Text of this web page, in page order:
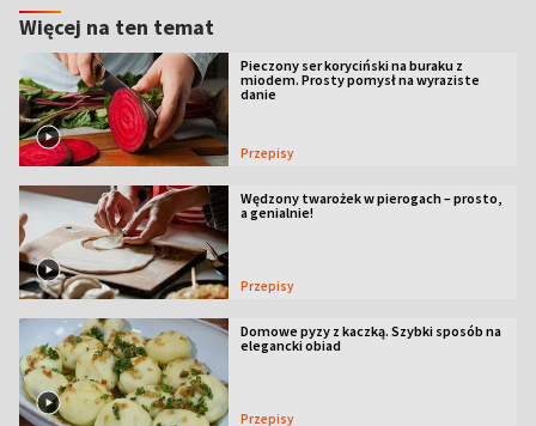
Więcej na ten temat
Pieczony ser koryciński na buraku z
miodem. Prosty pomysł na wyraziste
danie
Przepisy
Wędzony twarożek w pierogach – prosto,
a genialnie!
Przepisy
Domowe pyzy z kaczką. Szybki sposób na
elegancki obiad
Przepisy